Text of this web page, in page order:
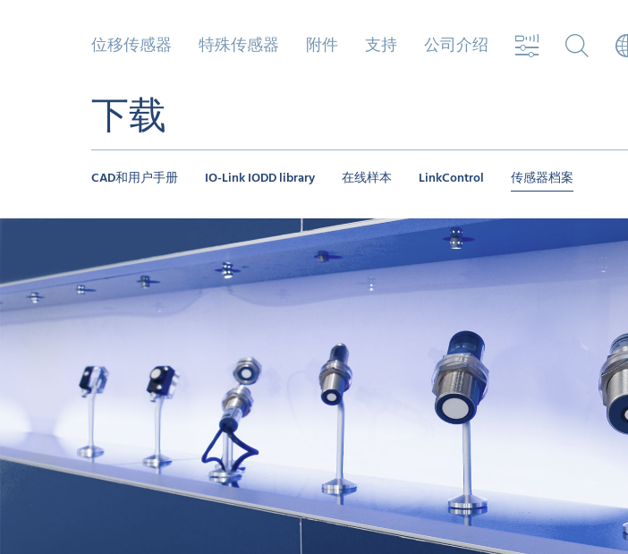
位移传感器 特殊传感器 附件 支持 公司介绍
下载
CAD和用户手册 IO-Link IODD library 在线样本 LinkControl 传感器档案